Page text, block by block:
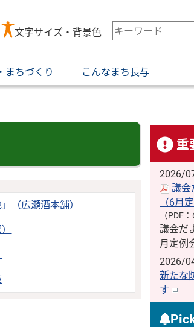
文字サイズ・背景色
検
索
ー
ワ
まちづくり こんなまち長与
（広瀬酒本舗）
重
2026/
議会
（6月
（PDF
議会だ
月定例
2026/
新たな
す